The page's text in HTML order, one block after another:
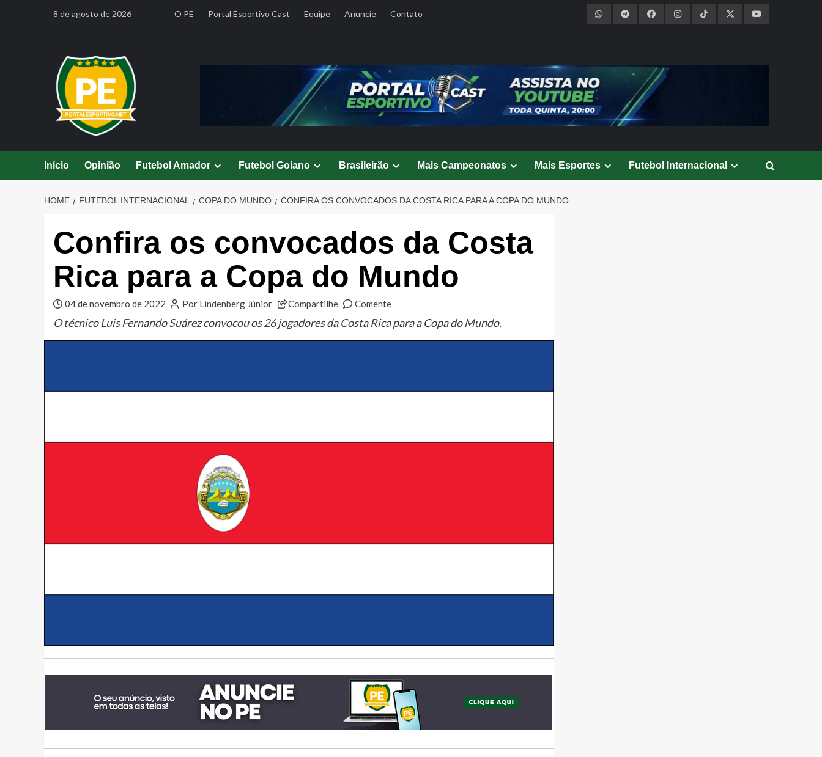
8 de agosto de 2026 O PE Portal Esportivo Cast Equipe Anuncie Contato
Início Opinião Futebol Amador Futebol Goiano Brasileirão Mais Campeonatos Mais Esportes Futebol Internacional
HOME FUTEBOL INTERNACIONAL COPA DO MUNDO CONFIRA OS CONVOCADOS DA COSTA RICA PARA A COPA DO MUNDO
Confira os convocados da Costa
Rica para a Copa do Mundo
04 de novembro de 2022 Por Lindenberg Júnior Compartilhe Comente
O técnico Luis Fernando Suárez convocou os 26 jogadores da Costa Rica para a Copa do Mundo.